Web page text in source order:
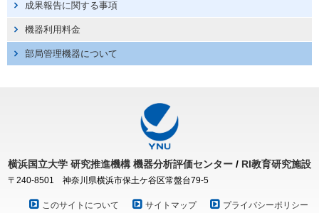
成果報告に関する事項
機器利用料金
部局管理機器について
横浜国立大学 研究推進機構 機器分析評価センター / RI教育研究施設
〒240-8501 神奈川県横浜市保土ケ谷区常盤台79-5
このサイトについて サイトマップ プライバシーポリシー